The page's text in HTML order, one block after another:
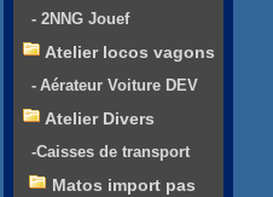
- 2NNG Jouef
Atelier locos vagons
- Aérateur Voiture DEV
Atelier Divers
-Caisses de transport
Matos import pas